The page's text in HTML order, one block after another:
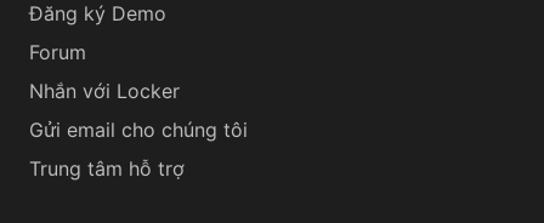
Đăng ký Demo
Forum
Nhắn với Locker
Gửi email cho chúng tôi
Trung tâm hỗ trợ